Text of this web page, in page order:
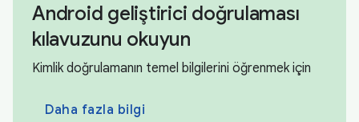
Android geliştirici doğrulaması
kılavuzunu okuyun
Kimlik doğrulamanın temel bilgilerini öğrenmek için
Daha fazla bilgi